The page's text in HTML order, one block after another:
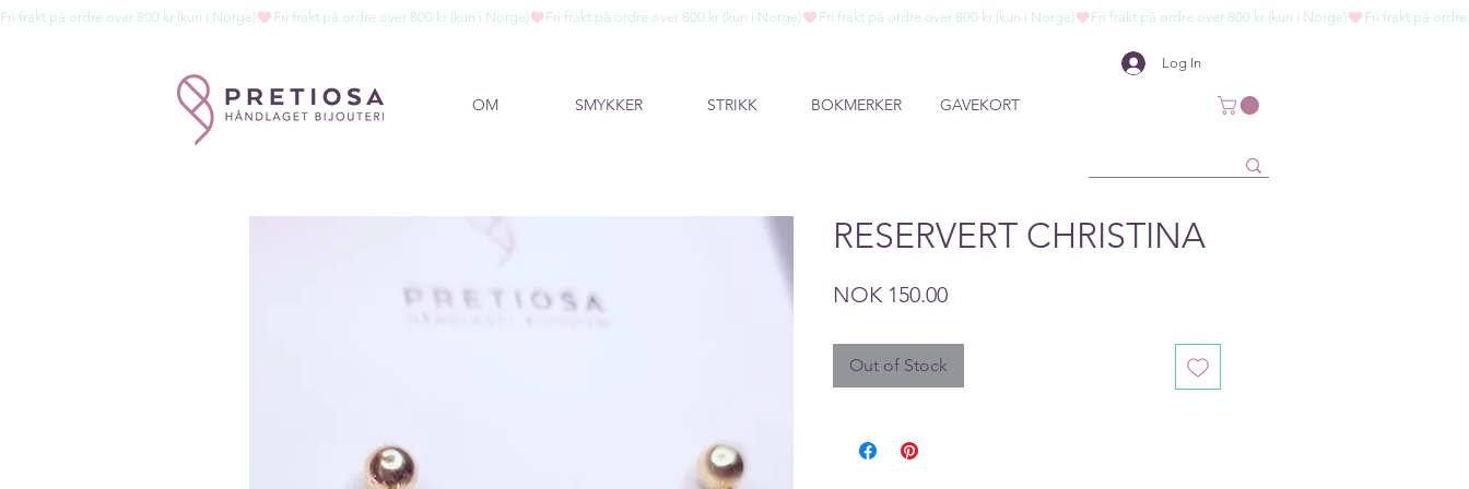
Fri frakt på ordre over 800 kr (kun i Norge)
OM SMYKKER STRIKK BOKMERKER GAVEKORT
Log In
RESERVERT CHRISTINA
NOK 150.00Price
Out of Stock